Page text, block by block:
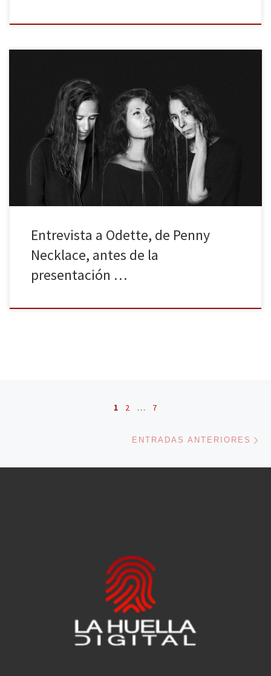
Penny Necklace es un amuleto de la suerte, literalmente un “collar
de peniques” y, además, una banda de música madrileña
formada por Odette SP a la voz, sintes y bajos, Diana Erenas a la
guitarra y coros, y Julia Hermida a la batería, percusión y coros. Los
días 4 y […]
Entrevista a Odette, de Penny
Necklace, antes de la
presentación …
Navegación de entradas
1 2 … 7
ENTRADAS ANTERIORES